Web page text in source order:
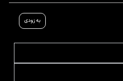
به زودی